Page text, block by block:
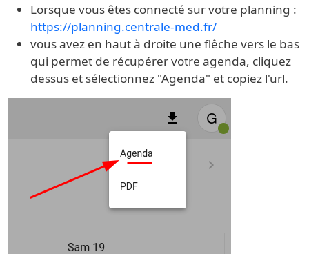
Lorsque vous êtes connecté sur votre planning :
https://planning.centrale-med.fr/
vous avez en haut à droite une flêche vers le bas
qui permet de récupérer votre agenda, cliquez
dessus et sélectionnez "Agenda" et copiez l'url.